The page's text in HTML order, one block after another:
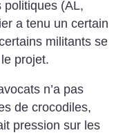
politiques (AL,
a tenu un certain
militants se
projet.
n’a pas
de crocodiles,
pression sur les